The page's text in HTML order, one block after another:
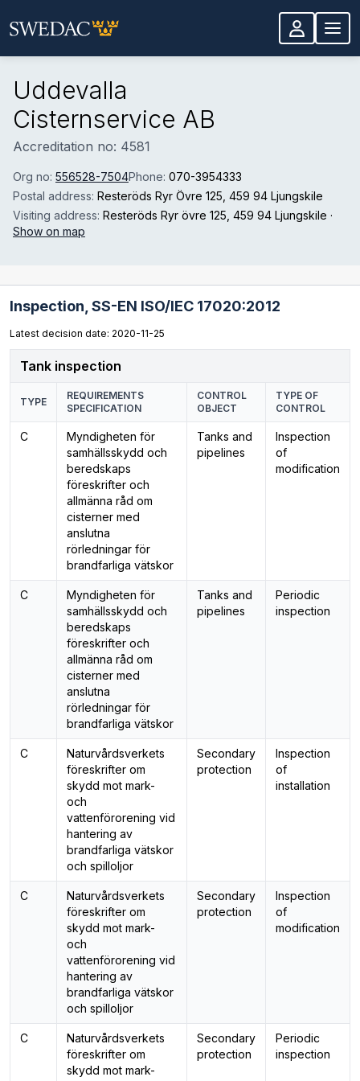
Uddevalla
Cisternservice AB
Accreditation no: 4581
Org no: 556528-7504Phone: 070-3954333
Postal address: Resteröds Ryr Övre 125 , 459 94 Ljungskile
Visiting address: Resteröds Ryr övre 125 , 459 94 Ljungskile ·
Show on map
Inspection, SS-EN ISO/IEC 17020:2012
Latest decision date: 2020-11-25
Tank inspection
TYPE
REQUIREMENTS
SPECIFICATION
CONTROL
OBJECT
TYPE OF
CONTROL
C
Myndigheten för
samhällsskydd och
beredskaps
föreskrifter och
allmänna råd om
cisterner med
anslutna
rörledningar för
brandfarliga vätskor
Tanks and
pipelines
Inspection
of
modification
C
Myndigheten för
samhällsskydd och
beredskaps
föreskrifter och
allmänna råd om
cisterner med
anslutna
rörledningar för
brandfarliga vätskor
Tanks and
pipelines
Periodic
inspection
C
Naturvårdsverkets
föreskrifter om
skydd mot mark-
och
vattenförorening vid
hantering av
brandfarliga vätskor
och spilloljor
Secondary
protection
Inspection
of
installation
C
Naturvårdsverkets
föreskrifter om
skydd mot mark-
och
vattenförorening vid
hantering av
brandfarliga vätskor
och spilloljor
Secondary
protection
Inspection
of
modification
C
Naturvårdsverkets
föreskrifter om
skydd mot mark-
Secondary
protection
Periodic
inspection